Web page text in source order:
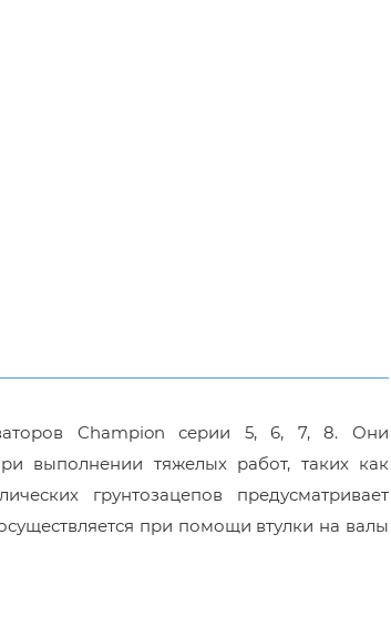
Champion серии 5, 6, 7, 8. Они
выполнении тяжелых работ, таких как
грунтозацепов предусматривает
при помощи втулки на валы